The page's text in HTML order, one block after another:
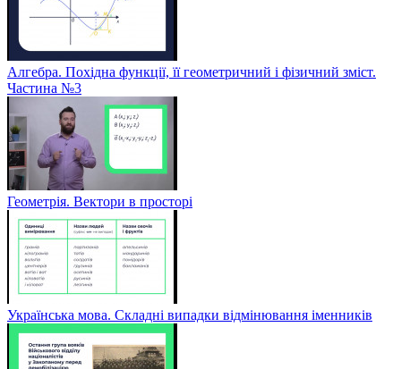
Алгебра. Похідна функції, її геометричний і фізичний зміст.
Частина №3
Геометрія. Вектори в просторі
Українська мова. Складні випадки відмінювання іменників